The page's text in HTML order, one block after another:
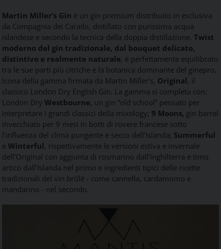
Martin Miller’s Gin è un gin premium distribuito in esclusiva
da Compagnia dei Caraibi, distillato con purissima acqua
islandese e secondo la tecnica della doppia distillazione. Twist
moderno del gin tradizionale, dal bouquet delicato,
distintivo e realmente naturale, è perfettamente equilibrato
tra le sue parti più citriche e la botanica dominante del ginepro.
Icona della gamma firmata da Martin Miller’s, Original, il
classico London Dry English Gin. La gamma si completa con:
London Dry Westbourne, un gin “old school” pensato per
interpretare i grandi classici della mixology; 9 Moons, gin barrel
invecchiato per 9 mesi in botti di rovere francese sotto
l’influenza del clima pungente e secco dell’Islanda; Summerful
e Winterful, rispettivamente le versioni estiva e invernale
dell’Original con aggiunta di rosmarino dall’Inghilterra e timo
artico dall’Islanda nel primo e ingredienti tipici delle ricette
tradizionali del vin brûlé - come cannella, cardamomo e
mandarino - nel secondo.